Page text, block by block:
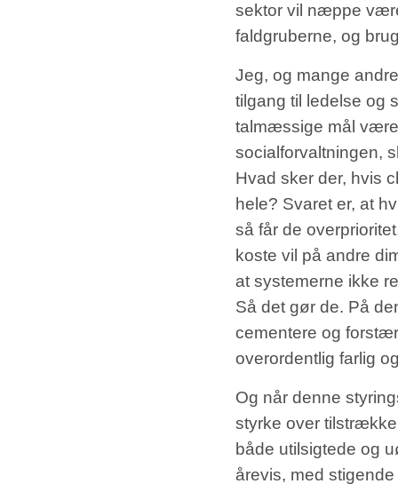
sektor vil næppe
faldgruberne, og
Jeg, og mange
tilgang til ledelse og
talmæssige mål
socialforvaltningen,
Hvad sker der, hvis
hele? Svaret er, at
så får de
koste vil på andre
at systemerne ikke
Så det gør de. På
cementere og
overordentlig farlig
Og når denne
styrke over
både utilsigtede og
årevis, med